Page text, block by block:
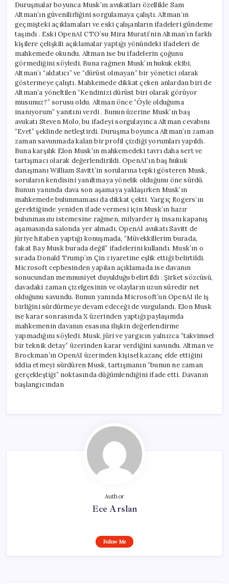
Duruşmalar boyunca Musk’ın avukatları özellikle Sam
Altman’ın güvenilirliğini sorgulamaya çalıştı. Altman’ın
geçmişteki açıklamaları ve eski çalışanların ifadeleri gündeme
taşındı . Eski OpenAI CTO’su Mira Murati’nin Altman’ın farklı
kişilere çelişkili açıklamalar yaptığı yönündeki ifadeleri de
mahkemede okundu. Altman ise bu ifadelerin çoğunu
görmediğini söyledi. Buna rağmen Musk’ın hukuk ekibi,
Altman’ı “aldatıcı” ve “dürüst olmayan” bir yönetici olarak
göstermeye çalıştı. Mahkemede dikkat çeken anlardan biri de
Altman’a yöneltilen “Kendinizi dürüst biri olarak görüyor
musunuz?” sorusu oldu. Altman önce “Öyle olduğuma
inanıyorum” yanıtını verdi . Bunun üzerine Musk’ın baş
avukatı Steven Molo, bu ifadeyi sorgulayınca Altman cevabını
“Evet” şeklinde netleştirdi. Duruşma boyunca Altman’ın zaman
zaman savunmada kalan bir profil çizdiği yorumları yapıldı.
Buna karşılık Elon Musk’ın mahkemedeki tavrı daha sert ve
tartışmacı olarak değerlendirildi. OpenAI’ın baş hukuk
danışmanı William Savitt’in sorularına tepki gösteren Musk,
soruların kendisini yanıltmaya yönelik olduğunu öne sürdü.
Bunun yanında dava son aşamaya yaklaşırken Musk’ın
mahkemede bulunmaması da dikkat çekti. Yargıç Rogers’ın
gerektiğinde yeniden ifade vermesi için Musk’ın hazır
bulunmasını istemesine rağmen, milyarder iş insanı kapanış
aşamasında salonda yer almadı. OpenAI avukatı Savitt de
jüriye hitaben yaptığı konuşmada, “Müvekkillerim burada,
fakat Bay Musk burada değil” ifadelerini kullandı. Musk’ın o
sırada Donald Trump’ın Çin ziyaretine eşlik ettiği belirtildi.
Microsoft cephesinden yapılan açıklamada ise davanın
sonucundan memnuniyet duyulduğu belirtildi . Şirket sözcüsü,
davadaki zaman çizelgesinin ve olayların uzun süredir net
olduğunu savundu. Bunun yanında Microsoft’un OpenAI ile iş
birliğini sürdürmeye devam edeceği de vurgulandı. Elon Musk
ise karar sonrasında X üzerinden yaptığı paylaşımda
mahkemenin davanın esasına ilişkin değerlendirme
yapmadığını söyledi. Musk, jüri ve yargıcın yalnızca “takvimsel
bir teknik detay” üzerinden karar verdiğini savundu. Altman ve
Brockman’ın OpenAI üzerinden kişisel kazanç elde ettiğini
iddia etmeyi sürdüren Musk, tartışmanın “bunun ne zaman
gerçekleştiği” noktasında düğümlendiğini ifade etti. Davanın
başlangıcından
Author
Ece Arslan
Follow Me